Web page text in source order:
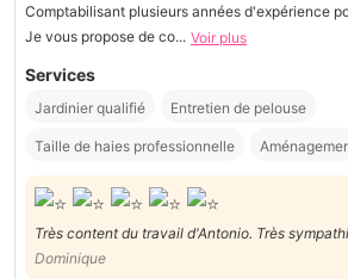
Comptabilisant plusieurs années d'expérience
Je vous propose de co... Voir plus
Services
Jardinier qualifié Entretien de pelouse
Taille de haies professionnelle
Très content du travail d'Antonio. Très
idées et des solutions aux problèmes éventuels.
Dominique